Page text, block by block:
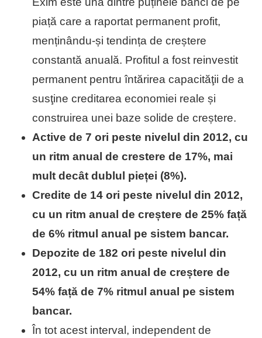
piață care a raportat permanent profit,
menținându-și tendința de creștere
constantă anuală. Profitul a fost reinvestit
permanent pentru întărirea capacităţii de a
susţine creditarea economiei reale și
construirea unei baze solide de creștere.
Active de 7 ori peste nivelul din 2012, cu
un ritm anual de crestere de 17%, mai
mult decât dublul pieței (8%).
Credite de 14 ori peste nivelul din 2012,
cu un ritm anual de creștere de 25% față
de 6% ritmul anual pe sistem bancar.
Depozite de 182 ori peste nivelul din
2012, cu un ritm anual de creștere de
54% față de 7% ritmul anual pe sistem
bancar.
În tot acest interval, independent de